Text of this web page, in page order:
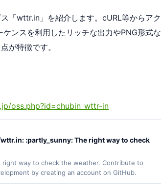
「wttr.in」を紹介します。cURL等からアク
ンスを利用したリッチな出力やPNG形式な
が特徴です。
oss.php?id=chubin_wttr-in
:partly_sunny: The right way to check
right way to check the weather. Contribute to
by creating an account on GitHub.